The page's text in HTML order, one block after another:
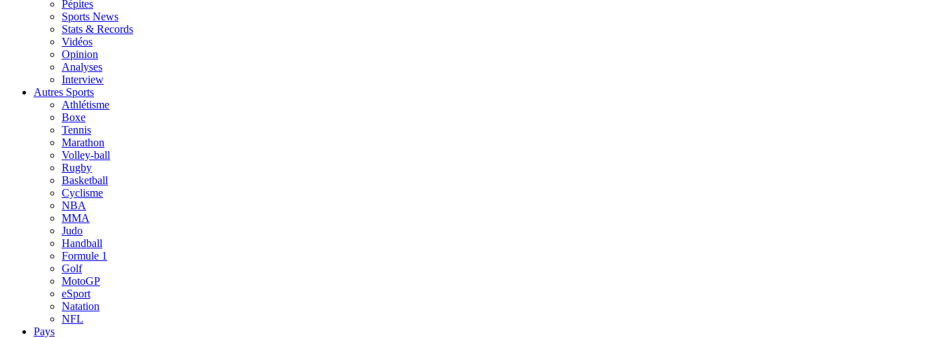
Pépites
Sports News
Stats & Records
Vidéos
Opinion
Analyses
Interview
Autres Sports
Athlétisme
Boxe
Tennis
Marathon
Volley-ball
Rugby
Basketball
Cyclisme
NBA
MMA
Judo
Handball
Formule 1
Golf
MotoGP
eSport
Natation
NFL
Pays